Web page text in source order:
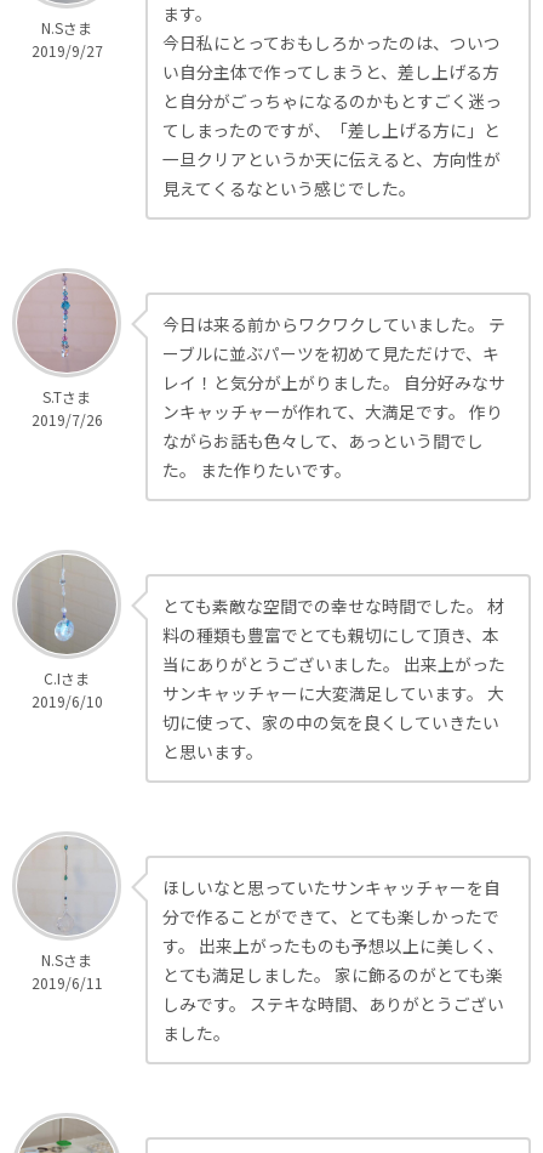
N.Sさま
2019/9/27
ます。
今日私にとっておもしろかったのは、ついつ
い自分主体で作ってしまうと、差し上げる方
と自分がごっちゃになるのかもとすごく迷っ
てしまったのですが、「差し上げる方に」と
一旦クリアというか天に伝えると、方向性が
見えてくるなという感じでした。
S.Tさま
2019/7/26
今日は来る前からワクワクしていました。 テ
ーブルに並ぶパーツを初めて見ただけで、キ
レイ！と気分が上がりました。 自分好みなサ
ンキャッチャーが作れて、大満足です。 作り
ながらお話も色々して、あっという間でし
た。 また作りたいです。
C.Iさま
2019/6/10
とても素敵な空間での幸せな時間でした。 材
料の種類も豊富でとても親切にして頂き、本
当にありがとうございました。 出来上がった
サンキャッチャーに大変満足しています。 大
切に使って、家の中の気を良くしていきたい
と思います。
N.Sさま
2019/6/11
ほしいなと思っていたサンキャッチャーを自
分で作ることができて、とても楽しかったで
す。 出来上がったものも予想以上に美しく、
とても満足しました。 家に飾るのがとても楽
しみです。 ステキな時間、ありがとうござい
ました。